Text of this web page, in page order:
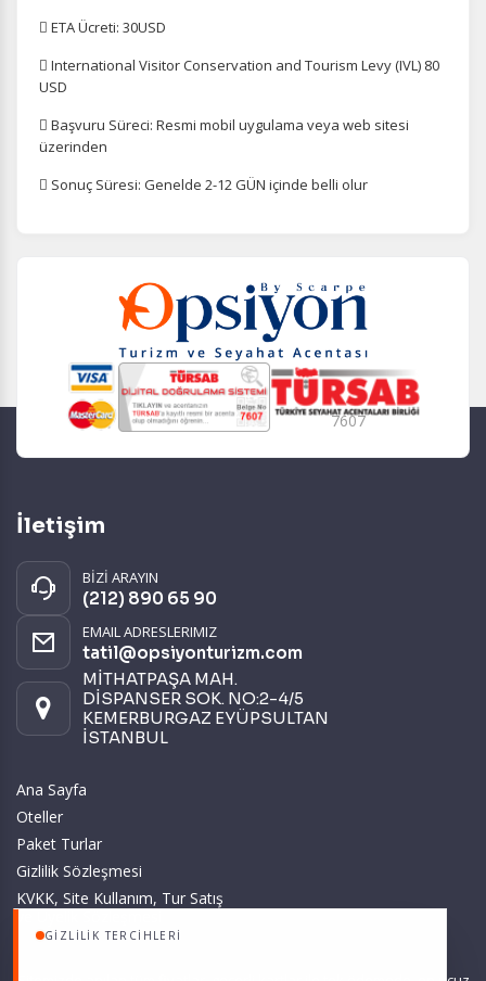
GIZLILIK TERCIHLERI
 ETA Ücreti: 30USD
 International Visitor Conservation and Tourism Levy (IVL) 80
USD
 Başvuru Süreci: Resmi mobil uygulama veya web sitesi
üzerinden
 Sonuç Süresi: Genelde 2-12 GÜN içinde belli olur
7607
İletişim
BİZİ ARAYIN
(212) 890 65 90
EMAIL ADRESLERIMIZ
tatil@opsiyonturizm.com
MİTHATPAŞA MAH.
DİSPANSER SOK. NO:2-4/5
KEMERBURGAZ EYÜPSULTAN
İSTANBUL
Ana Sayfa
Oteller
Paket Turlar
Gizlilik Sözleşmesi
KVKK, Site Kullanım, Tur Satış